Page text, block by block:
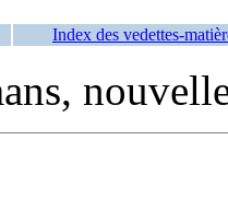
Index des vedettes-